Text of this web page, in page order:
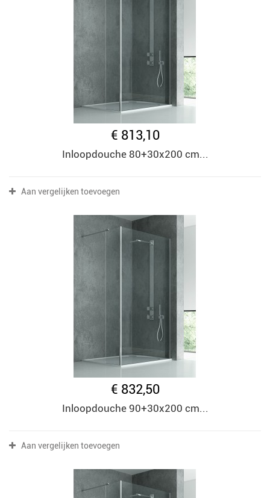
€ 813,10
Inloopdouche 80+30x200 cm...
Aan vergelijken toevoegen
€ 832,50
Inloopdouche 90+30x200 cm...
Aan vergelijken toevoegen